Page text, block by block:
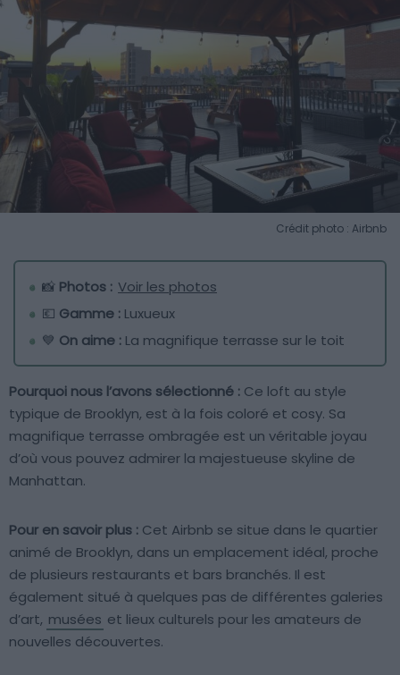
Crédit photo : Airbnb
📸 Photos : Voir les photos
💶 Gamme : Luxueux
💙 On aime : La magnifique terrasse sur le toit
Pourquoi nous l’avons sélectionné : Ce loft au style
typique de Brooklyn, est à la fois coloré et cosy. Sa
magnifique terrasse ombragée est un véritable joyau
d’où vous pouvez admirer la majestueuse skyline de
Manhattan.
Pour en savoir plus : Cet Airbnb se situe dans le quartier
animé de Brooklyn, dans un emplacement idéal, proche
de plusieurs restaurants et bars branchés. Il est
également situé à quelques pas de différentes galeries
d’art, musées et lieux culturels pour les amateurs de
nouvelles découvertes.